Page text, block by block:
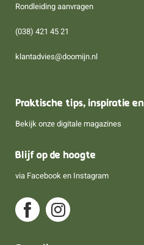
Rondleiding aanvragen
(038) 421 45 21
klantadvies@doomijn.nl
Praktische tips, inspiratie
Bekijk onze digitale magazines
Blijf op de hoogte
via Facebook en Instagram